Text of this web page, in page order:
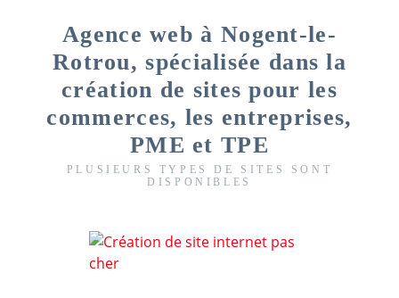
Agence web à Nogent-le-
Rotrou, spécialisée dans la
création de sites pour les
commerces, les entreprises,
PME et TPE
PLUSIEURS TYPES DE SITES SONT
DISPONIBLES